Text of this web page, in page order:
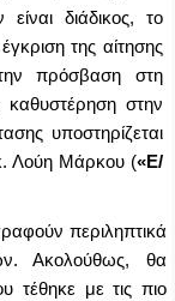
διάδικος, το
της αίτησης
πρόσβαση στη
καθυστέρηση στην
υποστηρίζεται
Λούη Μάρκου («Ε/
περιληπτικά
. Ακολούθως,θα
τέθηκε με τις πιο